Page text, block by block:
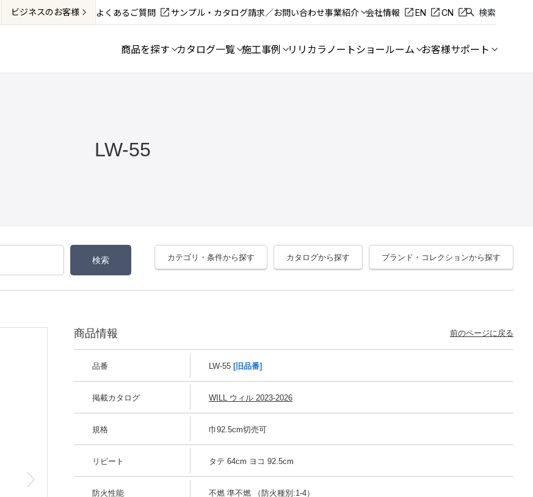
ビジネスのお客様 よくあるご質問 サンプル・カタログ請求／お問い合わせ事業紹介 会社情報 EN CN 検索
商品を探す カタログ一覧 施工事例 リリカラノートショールーム お客様サポート
LW-55
カテゴリ・条件から探す カタログから探す ブランド・コレクションから探す
商品情報 前のページに戻る
品番 LW-55 [旧品番]
掲載カタログ WILL ウィル 2023-2026
規格 巾92.5cm切売可
リピート タテ 64cm ヨコ 92.5cm
防火性能 不燃 準不燃 （防火種別:1-4）